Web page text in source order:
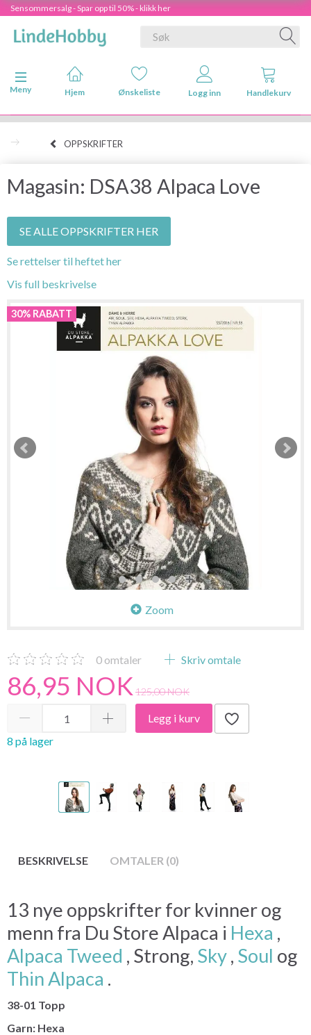
Sensommersalg - Spar opp til 50% - klikk her
Veksle navigasjon
Meny
Hjem Ønskeliste Logg inn Handlekurv
OPPSKRIFTER
Magasin: DSA38 Alpaca Love
SE ALLE OPPSKRIFTER HER
Se rettelser til heftet her
Vis full beskrivelse
30% RABATT
Zoom
0 omtaler Skriv omtale
86,95 NOK 125,00 NOK
Legg i kurv
8 på lager
BESKRIVELSE OMTALER (0)
13 nye oppskrifter for kvinner og
menn fra Du Store Alpaca i Hexa ,
Alpaca Tweed , Strong, Sky, Soul og
Thin Alpaca .
38-01 Topp
Garn: Hexa